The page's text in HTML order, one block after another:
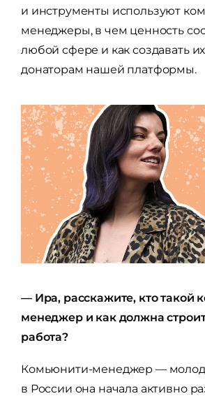
и инструменты используют
менеджеры, в чем ценность
любой сфере и как создавать
донаторам нашей платформы.
— Ира, расскажите, кто такой
менеджер и как должна
работа?
Комьюнити-менеджер —
в России она начала активно